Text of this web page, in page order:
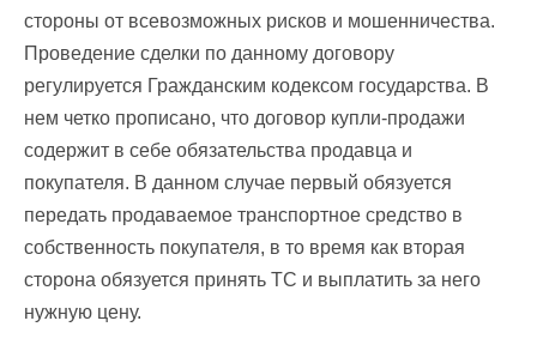
стороны от всевозможных рисков и мошенничества.
Проведение сделки по данному договору
регулируется Гражданским кодексом государства. В
нем четко прописано, что договор купли-продажи
содержит в себе обязательства продавца и
покупателя. В данном случае первый обязуется
передать продаваемое транспортное средство в
собственность покупателя, в то время как вторая
сторона обязуется принять ТС и выплатить за него
нужную цену.